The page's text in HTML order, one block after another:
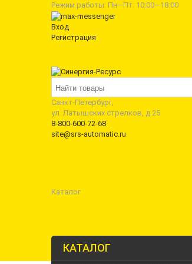
Режим работы: Пн—Пт: 10:00—18:00
Вход
Регистрация
Санкт-Петербург,
ул. Латышских стрелков, д 25
8-800-600-72-68
site@srs-automatic.ru
Каталог
КАТАЛОГ